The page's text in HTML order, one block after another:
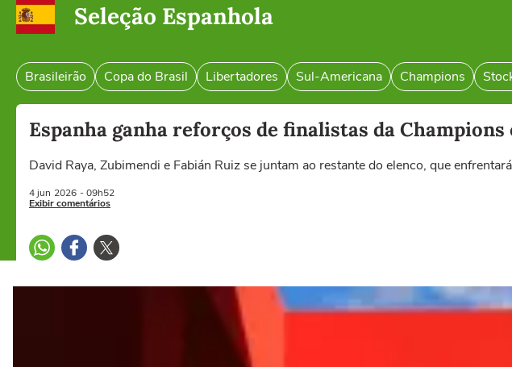
Seleção Espanhola
Brasileirão Copa do Brasil Libertadores Sul-Americana Champions
Espanha ganha reforços de finalistas da
David Raya, Zubimendi e Fabián Ruiz se juntam ao restante do elenco, que
4 jun 2026 - 09h52
Exibir comentários